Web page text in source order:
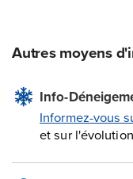
Autres moyens
Info-
Informez-vous
et sur